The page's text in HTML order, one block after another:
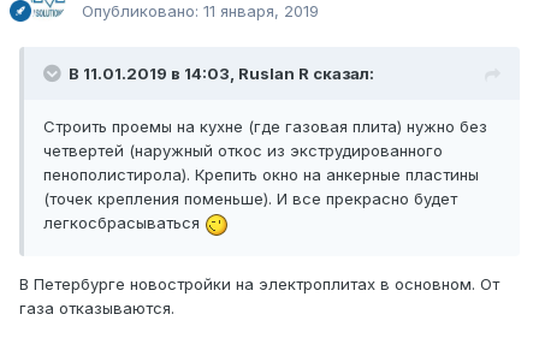
Опубликовано: 11 января, 2019
В 11.01.2019 в 14:03, Ruslan R сказал:
Строить проемы на кухне (где газовая плита) нужно без
четвертей (наружный откос из экструдированного
пенополистирола). Крепить окно на анкерные пластины
(точек крепления поменьше). И все прекрасно будет
легкосбрасываться
В Петербурге новостройки на электроплитах в основном. От
газа отказываются.